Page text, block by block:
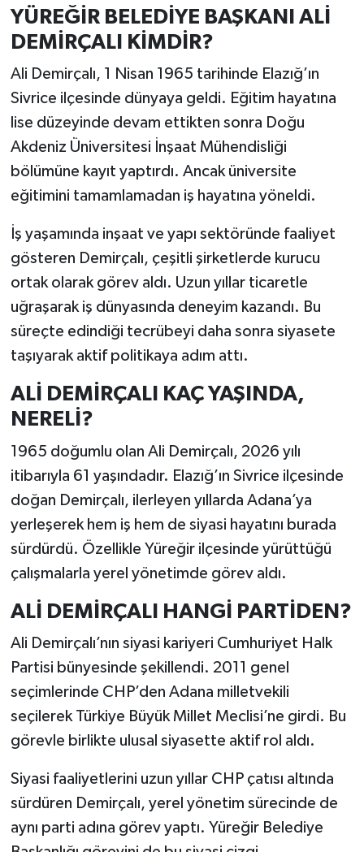
YÜREĞİR BELEDİYE BAŞKANI ALİ
DEMİRÇALI KİMDİR?
Ali Demirçalı, 1 Nisan 1965 tarihinde Elazığ’ın
Sivrice ilçesinde dünyaya geldi. Eğitim hayatına
lise düzeyinde devam ettikten sonra Doğu
Akdeniz Üniversitesi İnşaat Mühendisliği
bölümüne kayıt yaptırdı. Ancak üniversite
eğitimini tamamlamadan iş hayatına yöneldi.
İş yaşamında inşaat ve yapı sektöründe faaliyet
gösteren Demirçalı, çeşitli şirketlerde kurucu
ortak olarak görev aldı. Uzun yıllar ticaretle
uğraşarak iş dünyasında deneyim kazandı. Bu
süreçte edindiği tecrübeyi daha sonra siyasete
taşıyarak aktif politikaya adım attı.
ALİ DEMİRÇALI KAÇ YAŞINDA,
NERELİ?
1965 doğumlu olan Ali Demirçalı, 2026 yılı
itibarıyla 61 yaşındadır. Elazığ’ın Sivrice ilçesinde
doğan Demirçalı, ilerleyen yıllarda Adana’ya
yerleşerek hem iş hem de siyasi hayatını burada
sürdürdü. Özellikle Yüreğir ilçesinde yürüttüğü
çalışmalarla yerel yönetimde görev aldı.
ALİ DEMİRÇALI HANGİ PARTİDEN?
Ali Demirçalı’nın siyasi kariyeri Cumhuriyet Halk
Partisi bünyesinde şekillendi. 2011 genel
seçimlerinde CHP’den Adana milletvekili
seçilerek Türkiye Büyük Millet Meclisi’ne girdi. Bu
görevle birlikte ulusal siyasette aktif rol aldı.
Siyasi faaliyetlerini uzun yıllar CHP çatısı altında
sürdüren Demirçalı, yerel yönetim sürecinde de
aynı parti adına görev yaptı. Yüreğir Belediye